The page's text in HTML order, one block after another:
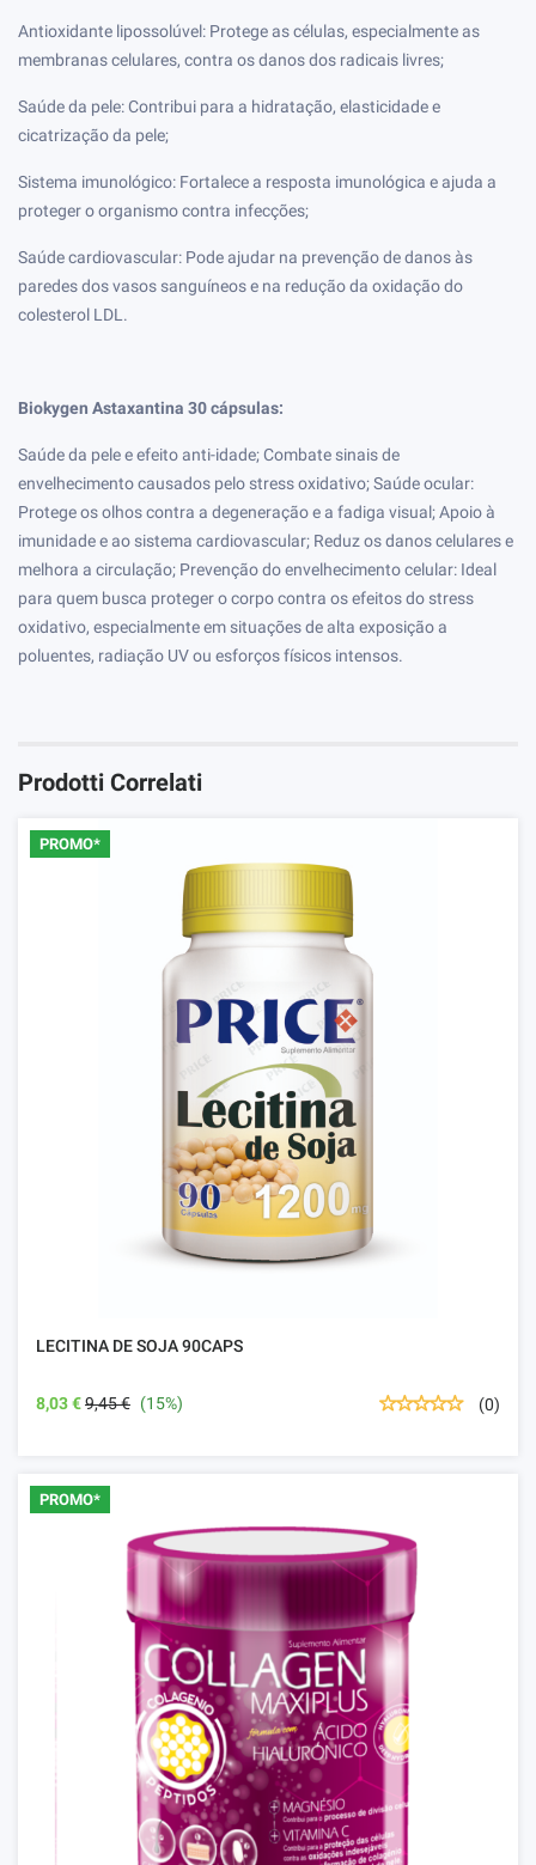
Antioxidante lipossolúvel: Protege as células, especialmente as
membranas celulares, contra os danos dos radicais livres;
Saúde da pele: Contribui para a hidratação, elasticidade e
cicatrização da pele;
Sistema imunológico: Fortalece a resposta imunológica e ajuda a
proteger o organismo contra infecções;
Saúde cardiovascular: Pode ajudar na prevenção de danos às
paredes dos vasos sanguíneos e na redução da oxidação do
colesterol LDL.
Biokygen Astaxantina 30 cápsulas:
Saúde da pele e efeito anti-idade;Combate sinais de
envelhecimento causados pelo stress oxidativo;Saúde ocular:
Protege os olhos contra a degeneração e a fadiga visual;Apoio à
imunidade e ao sistema cardiovascular; Reduz os danos celulares e
melhora a circulação; Prevenção do envelhecimento celular: Ideal
para quem busca proteger o corpo contra os efeitos do stress
oxidativo, especialmente em situações de alta exposição a
poluentes, radiação UV ou esforços físicos intensos.
Prodotti Correlati
PROMO*
LECITINA DE SOJA 90CAPS
8,03 €9,45 € (15%) (0)
PROMO*